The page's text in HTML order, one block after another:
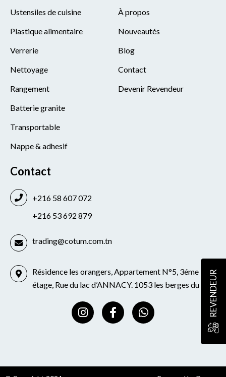
Ustensiles de cuisine
Plastique alimentaire
Verrerie
Nettoyage
Rangement
Batterie granite
Transportable
Nappe & adhesif
À propos
Nouveautés
Blog
Contact
Devenir Revendeur
Contact
+216 58 607 072
+216 53 692 879
trading@cotum.com.tn
Résidence les orangers, Appartement N°5, 3éme
étage, Rue du lac d’ANNACY. 1053 les berges du lac
I
n
s
F
a
c
W
h
a
REVENDEUR